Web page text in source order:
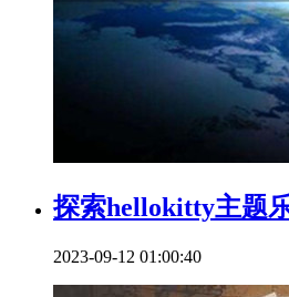
探索hellokitty主题
2023-09-12 01:00:40